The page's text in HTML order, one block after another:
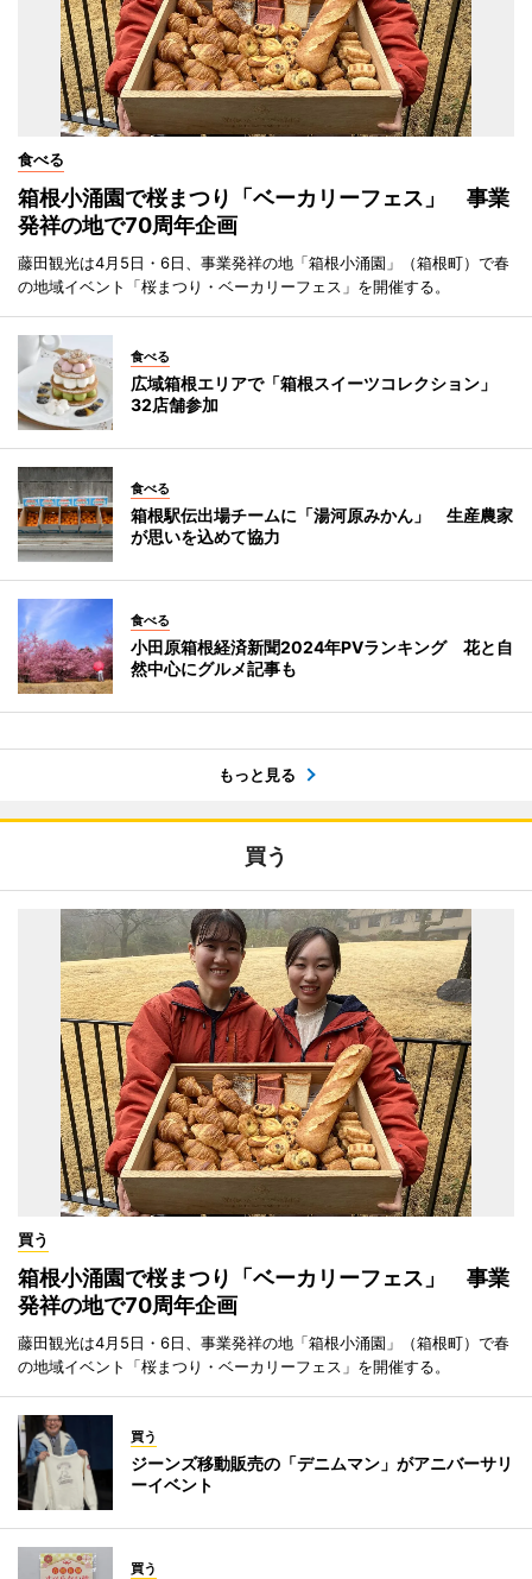
食べる
箱根小涌園で桜まつり「ベーカリーフェス」 事業
発祥の地で70周年企画
藤田観光は4月5日・6日、事業発祥の地「箱根小涌園」（箱根町）で春
の地域イベント「桜まつり・ベーカリーフェス」を開催する。
食べる
広域箱根エリアで「箱根スイーツコレクション」
32店舗参加
食べる
箱根駅伝出場チームに「湯河原みかん」 生産農家
が思いを込めて協力
食べる
小田原箱根経済新聞2024年PVランキング 花と自
然中心にグルメ記事も
もっと見る
買う
買う
箱根小涌園で桜まつり「ベーカリーフェス」 事業
発祥の地で70周年企画
藤田観光は4月5日・6日、事業発祥の地「箱根小涌園」（箱根町）で春
の地域イベント「桜まつり・ベーカリーフェス」を開催する。
買う
ジーンズ移動販売の「デニムマン」がアニバーサリ
ーイベント
買う